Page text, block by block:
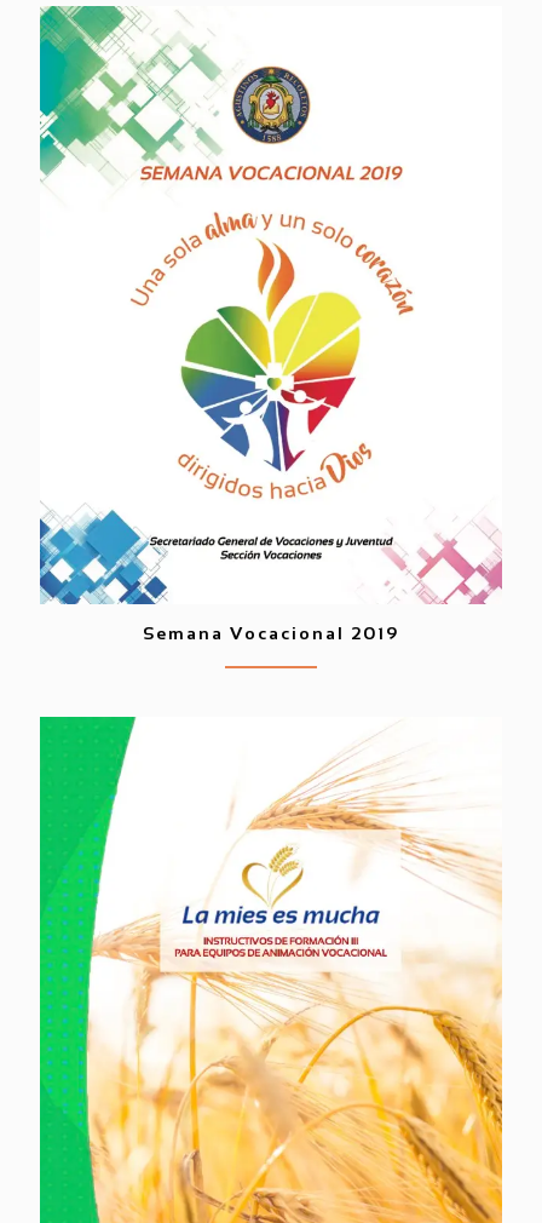
Semana Vocacional 2019